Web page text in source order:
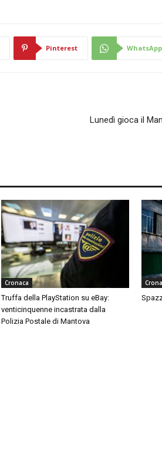
Pinterest WhatsApp
Lunedì gioca il
Cronaca
Truffa della PlayStation su eBay:
venticinquenne incastrata dalla
Polizia Postale di Mantova